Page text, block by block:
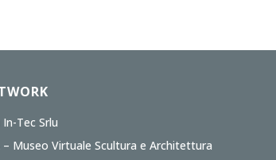
In-Tec Srlu
– Museo Virtuale Scultura e Architettura